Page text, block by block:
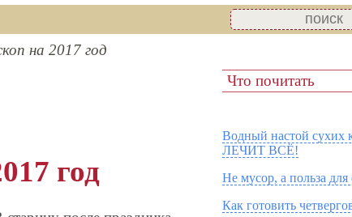
на 2017 год
год
Что почитать
Водный настой сухих
ЛЕЧИТ ВСЁ!
Не мусор, а польза для
Как готовить